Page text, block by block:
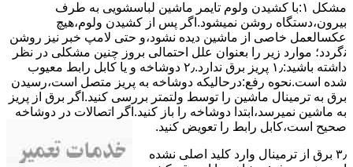
مشکل ۱:ﺑﺎ ﮐﺸﯿﺪن وﻟﻮم ﺗﺎﯾﻤﺮ ماشین لباسشویی به طرف
ﺑﯿﺮون،دستگاه روﺷﻦ نمیشود.اﮔﺮ ﭘﺲ از ﮐﺸﯿﺪن وﻟﻮم،ﻫﯿﭻ
عکسالعمل ﺧﺎﺻﯽ از ﻣﺎﺷﯿﻦ دﯾﺪه نشود،و حتی ﻻﻣﭗ ﺧﺒﺮ ﻧﯿﺰ روﺷﻦ
ﻧگردد؛ موارد زیر را بعنوان ﻋﻠﻞ احتمالی بروز چنین مشکلی در نظر
داشته باشید:۱٫ ﭘﺮﯾﺰ ﺑﺮق ﻧﺪارد.۲٫ دوﺷﺎﺧﻪ و ﯾﺎ ﮐﺎﺑﻞ راﺑﻂ ﻣﻌﯿﻮب
ﺷﺪه است.نحوه رفع:درحالیکه دوﺷﺎﺧﻪ ﺑﻪ ﭘﺮﯾﺰ ﻣﺘﺼﻞ اﺳﺖ،رﺳﯿﺪن
ﺑﺮق ﺑﻪ ﺗﺮﻣﯿﻨﺎل ﻣﺎﺷﯿﻦ را ﺗﻮﺳﻂ ولتمتر بررسی ﮐﻨﯿﺪ.اﮔﺮ ﺑﺮق از ﭘﺮﯾﺰ
ﺑﻪ ﻣﺎﺷﯿﻦ نمیرسد،اﺑﺘﺪا دوشاخه را باز کنید.اﮔﺮ اﺗﺼﺎﻻت در دوشاخه
ﺻﺤﯿﺢ اﺳﺖ،ﮐﺎﺑﻞ راﺑﻂ را ﺗﻌﻮﯾﺾ کنید.
۳٫ ﺑﺮق از ﺗﺮﻣﯿﻨﺎل وارد ﮐﻠﯿﺪ اﺻﻠﯽ ﻧﺸﺪه